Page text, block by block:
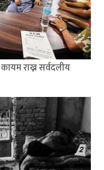
राख्न सर्वदलीय